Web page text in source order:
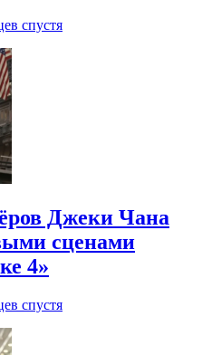
спустя
Джеки Чана
сценами
4»
спустя